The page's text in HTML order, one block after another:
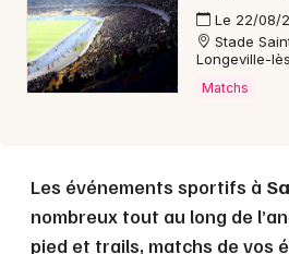
Le 22/08/
Stade
Longeville-
Matchs
Les événements sportifs à
nombreux tout au long de
pied et trails, matchs de vos